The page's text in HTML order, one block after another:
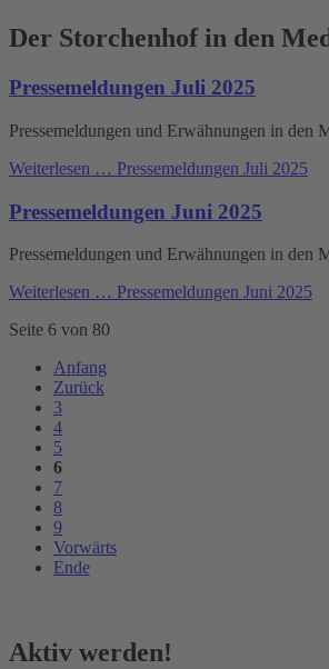
Der Storchenhof in den
Pressemeldungen Juli 2025
Pressemeldungen und Erwähnungen in den
Weiterlesen … Pressemeldungen Juli 2025
Pressemeldungen Juni 2025
Pressemeldungen und Erwähnungen in den
Weiterlesen … Pressemeldungen Juni 2025
Seite 6 von 80
Anfang
Zurück
3
4
5
6
7
8
9
Vorwärts
Ende
Aktiv werden!